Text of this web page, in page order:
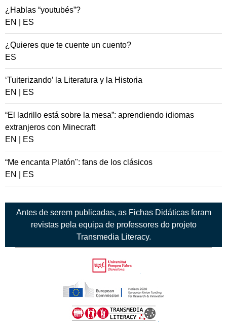
¿Hablas “youtubés”?
EN
ES
¿Quieres que te cuente un cuento?
ES
‘Tuiterizando’ la Literatura y la Historia
EN
ES
“El ladrillo está sobre la mesa”: aprendiendo idiomas
extranjeros con Minecraft
EN
ES
“Me encanta Platón": fans de los clásicos
EN
ES
Antes de serem publicadas, as Fichas Didáticas foram
revistas pela equipa de professores do projeto
Transmedia Literacy.